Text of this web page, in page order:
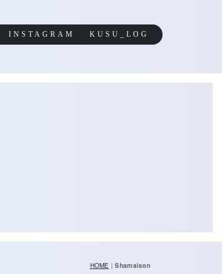
INSTAGRAM KUSU_LOG
HOME |Shamaison